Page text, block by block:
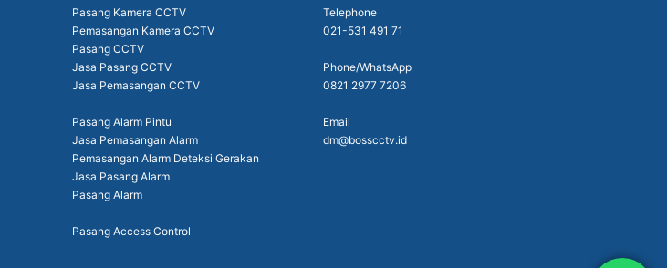
Pasang Kamera CCTV
Pemasangan Kamera CCTV
Pasang CCTV
Jasa Pasang CCTV
Jasa Pemasangan CCTV
Pasang Alarm Pintu
Jasa Pemasangan Alarm
Pemasangan Alarm Deteksi Gerakan
Jasa Pasang Alarm
Pasang Alarm
Pasang Access Control
Telephone
021-531 491 71
Phone/WhatsApp
0821 2977 7206
Email
dm@bosscctv.id